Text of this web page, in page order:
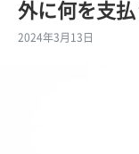
開業医のリアル
外に何を支払
2024年3月13日